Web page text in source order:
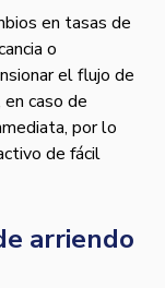
en tasas de
o
el flujo de
caso de
por lo
de fácil
arriendo